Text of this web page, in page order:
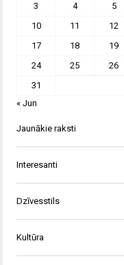
3
4 5
10
11 12
17
18 19
24
25 26
31
« Jun
Jaunākie raksti
Interesanti
Dzīvesstils
Kultūra